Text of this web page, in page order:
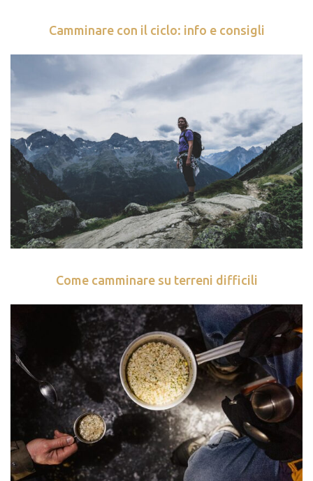
Camminare con il ciclo: info e consigli
Come camminare su terreni difficili